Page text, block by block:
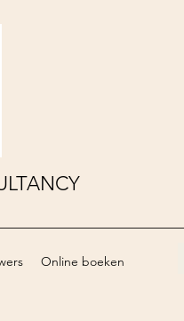
Online boeken